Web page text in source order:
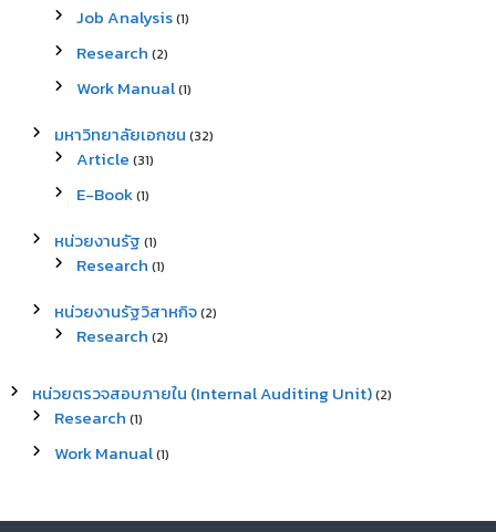
Job Analysis(1)
Research (2)
Work Manual(1)
มหาวิทยาลัยเอกชน (32)
Article (31)
E-Book(1)
หน่วยงานรัฐ (1)
Research (1)
หน่วยงานรัฐวิสาหกิจ(2)
Research (2)
หน่วยตรวจสอบภายใน (Internal Auditing Unit)(2)
Research (1)
Work Manual(1)